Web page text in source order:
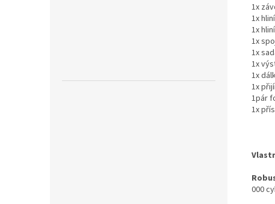
1x
1x
1x
1x
1x
1x
1x
1x
1pár
1x
000